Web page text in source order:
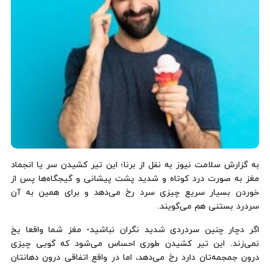
به گزارش سلامت نیوز به نقل از برنا؛ این تیر کشیدن سر یا انجماد
مغز به صورت درد کوتاه و شدید پشت پیشانی و گیجگاه‌ها پس از
خوردن بسیار سریع چیزی سرد رخ می‌دهد و برای همین به آن
سردرد بستنی هم می‌گویند.
اگر دچار چنین سردردی شدید نگران نباشید- مغز شما واقعا یخ
نمی‌زند. این تیر کشیدن طوری احساس می‌شود که گویی چیزی
درون جمجمه‌تان دارد رخ می‌دهد، اما در واقع اتفاقی درون دهانتان